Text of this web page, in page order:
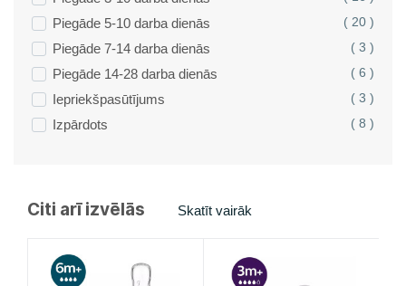
Piegāde 5-10 darba dienās ( 20 )
Piegāde 7-14 darba dienās ( 3 )
Piegāde 14-28 darba dienās ( 6 )
Iepriekšpasūtījums ( 3 )
Izpārdots ( 8 )
Citi arī izvēlās Skatīt vairāk